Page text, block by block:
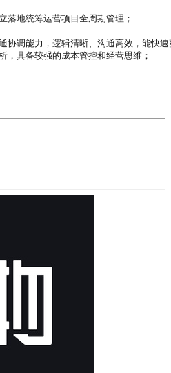
落地统筹运营项目全周期管理；
协调能力，逻辑清晰、沟通高效，能快
，具备较强的成本管控和经营思维；